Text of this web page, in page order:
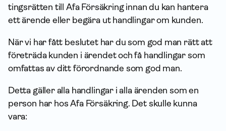
tingsrätten till Afa För­säkring innan du kan hantera
ett ärende eller begära ut handlingar om kunden.
När vi har fått beslutet har du som god man rätt att
företräda kunden i ärendet och få handlingar som
omfattas av ditt förordnande som god man.
Detta gäller alla handlingar i alla ärenden som en
person har hos Afa För­säkring. Det skulle kunna
vara: